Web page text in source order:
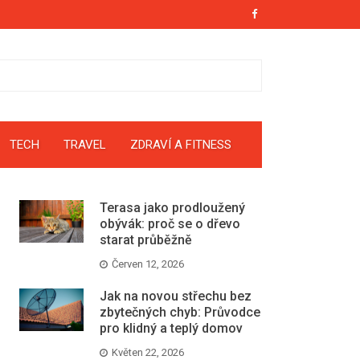
TECH TRAVEL ZDRAVÍ A FITNESS
Terasa jako prodloužený
obývák: proč se o dřevo
starat průběžně
Červen 12, 2026
Jak na novou střechu bez
zbytečných chyb: Průvodce
pro klidný a teplý domov
Květen 22, 2026